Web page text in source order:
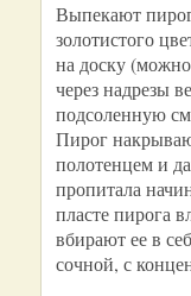
Выпекают
золотистого
на доску
через надрезы
подсоленную
Пирог
полотенцем и
пропитала
пласте пирога
вбирают ее в
сочной, с